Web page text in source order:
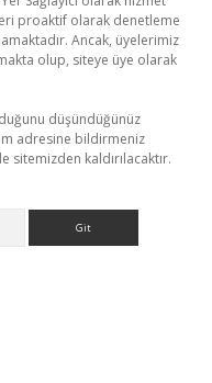
proaktif olarak denetleme
Ancak, üyelerimiz
olup, siteye üye olarak
düşündüğünüz
adresine bildirmeniz
kaldırılacaktır.